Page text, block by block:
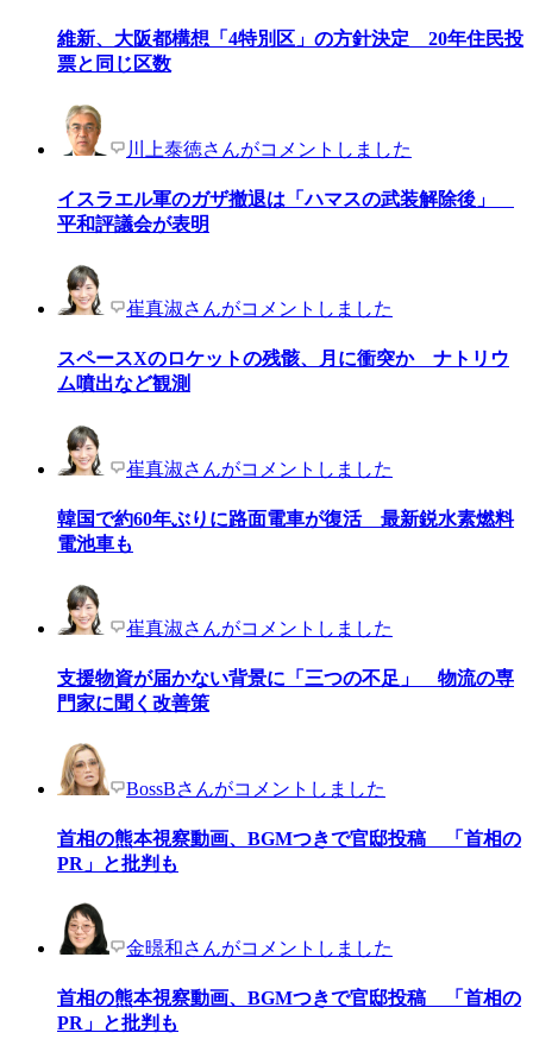
維新、大阪都構想「4特別区」の方針決定 20年住民投
票と同じ区数
川上泰徳さんがコメントしました
イスラエル軍のガザ撤退は「ハマスの武装解除後」
平和評議会が表明
崔真淑さんがコメントしました
スペースXのロケットの残骸、月に衝突か ナトリウ
ム噴出など観測
崔真淑さんがコメントしました
韓国で約60年ぶりに路面電車が復活 最新鋭水素燃料
電池車も
崔真淑さんがコメントしました
支援物資が届かない背景に「三つの不足」 物流の専
門家に聞く改善策
BossBさんがコメントしました
首相の熊本視察動画、BGMつきで官邸投稿 「首相の
PR」と批判も
金暻和さんがコメントしました
首相の熊本視察動画、BGMつきで官邸投稿 「首相の
PR」と批判も